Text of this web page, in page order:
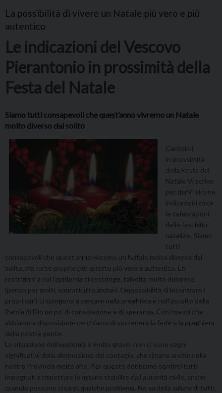
La possibilità di vivere un Natale più vero e più
autentico
Le indicazioni del Vescovo
Pierantonio in prossimità della
Festa del Natale
Siamo tutti consapevoli che quest’anno vivremo un Natale
molto diverso dal solito
Carissimi,
in prossimità
della Festa del
Natale Vi scrivo
per darVi alcune
indicazioni circa
le celebrazioni
delle festività
natalizie. Siamo
tutti
consapevoli che quest’anno vivremo un Natale molto diverso dal
solito, ma forse proprio per questo più vero e autentico. Le
restrizioni a cui l’epidemia ci costringe, talvolta molto dolorose
(penso per molti, soprattutto anziani, l’impossibilità di incontrare i
propri cari) ci spingono a cercare nella preghiera e nell’ascolto della
Parola di Dio un po’ di consolazione e di speranza. Con i mezzi che
abbiamo a disposizione cerchiamo di sostenere la fede e la preghiera
della nostra gente.
La situazione dell’epidemia è molto grave: non ci sono segni
significativi della diminuzione del contagio, che rimane anche nella
nostra Provincia molto alto. Per questo dobbiamo sentirci tutti
impegnati a rispettare le misure stabilite dall’autorità civile, anche
quando possono crearci qualche problema. Ne va della salute di tutti,